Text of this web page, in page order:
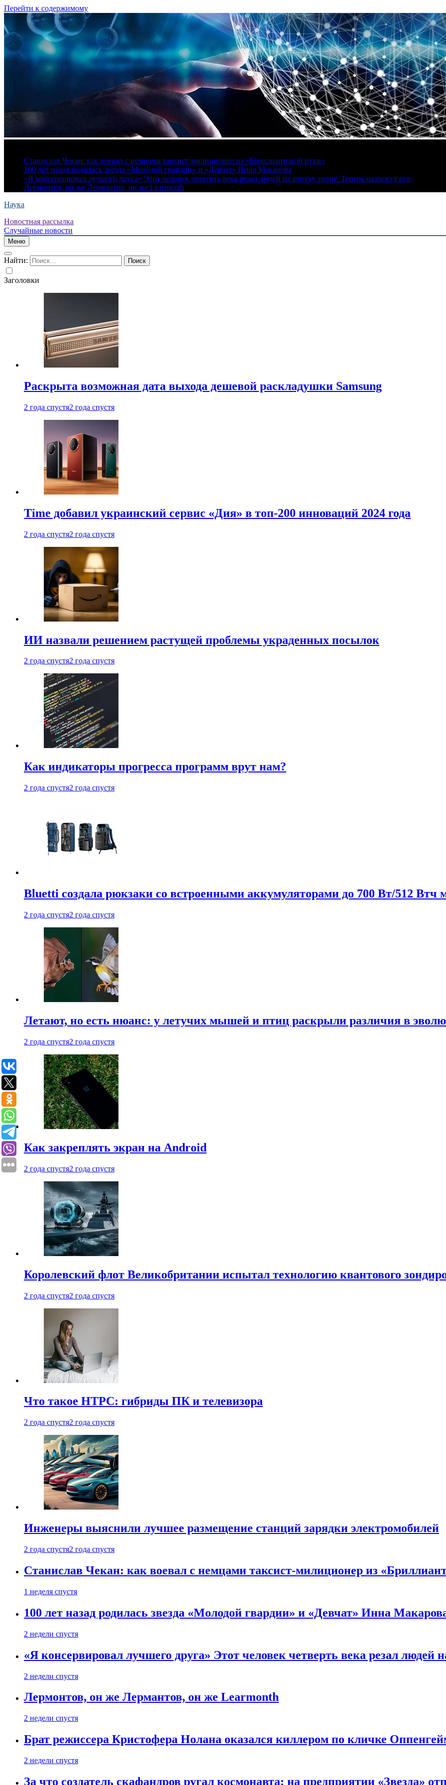
Перейти к содержимому
Станислав Чекан: как воевал с немцами таксист-милиционер из «Бриллиантовой руки»
100 лет назад родилась звезда «Молодой гвардии» и «Девчат» Инна Макарова
«Я консервировал лучшего друга» Этот человек четверть века резал людей на потеху толпе. Теперь разрежут его
Лермонтов, он же Лермантов, он же Learmonth
Наука
Новостная рассылка
Случайные новости
Меню
Найти:
Заголовки
Раскрыта возможная дата выхода дешевой раскладушки Samsung
2 года спустя2 года спустя
Time добавил украинский сервис «Дия» в топ-200 инноваций 2024 года
2 года спустя2 года спустя
ИИ назвали решением растущей проблемы украденных посылок
2 года спустя2 года спустя
Как индикаторы прогресса программ врут нам?
2 года спустя2 года спустя
Bluetti создала рюкзаки со встроенными аккумуляторами до 700 Вт/512 Втч
2 года спустя2 года спустя
Летают, но есть нюанс: у летучих мышей и птиц раскрыли различия в
2 года спустя2 года спустя
Как закреплять экран на Android
2 года спустя2 года спустя
Королевский флот Великобритании испытал технологию квантового
2 года спустя2 года спустя
Что такое HTPC: гибриды ПК и телевизора
2 года спустя2 года спустя
Инженеры выяснили лучшее размещение станций зарядки электромобилей
2 года спустя2 года спустя
Станислав Чекан: как воевал с немцами таксист-милиционер из
1 неделя спустя
100 лет назад родилась звезда «Молодой гвардии» и «Девчат» Инна
2 недели спустя
«Я консервировал лучшего друга» Этот человек четверть века резал людей
2 недели спустя
Лермонтов, он же Лермантов, он же Learmonth
2 недели спустя
Брат режиссера Кристофера Нолана оказался киллером по кличке
2 недели спустя
За что создатель скафандров ругал космонавта: на предприятии «Звезда»